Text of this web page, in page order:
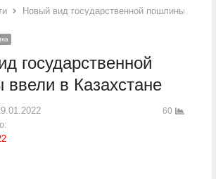
Новый вид государственной пошлины ввели
государственной
в Казахстане
60